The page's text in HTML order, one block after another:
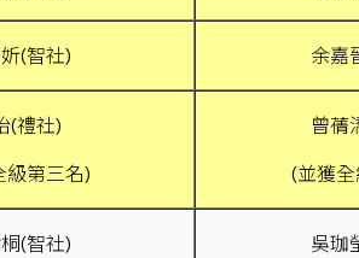
(智社) 余嘉
(禮社)
級第三名)
曾蒨
(並獲
(智社) 吳珈